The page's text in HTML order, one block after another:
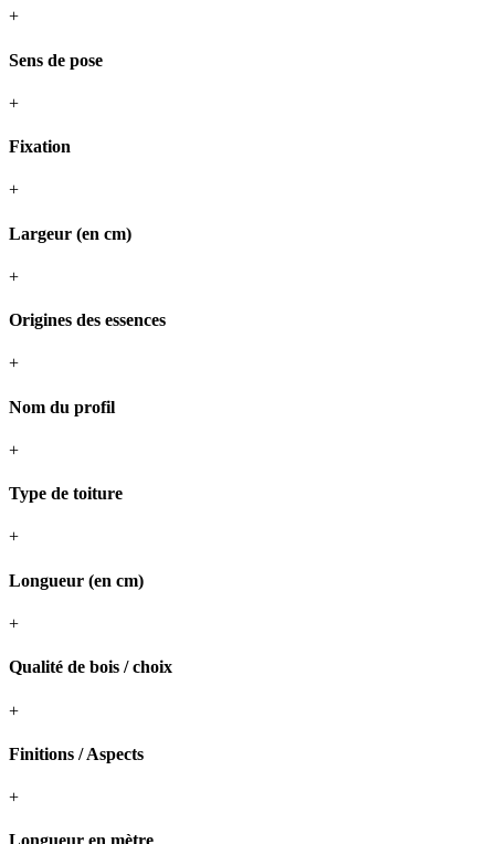
+
Sens de pose
+
Fixation
+
Largeur (en cm)
+
Origines des essences
+
Nom du profil
+
Type de toiture
+
Longueur (en cm)
+
Qualité de bois / choix
+
Finitions / Aspects
+